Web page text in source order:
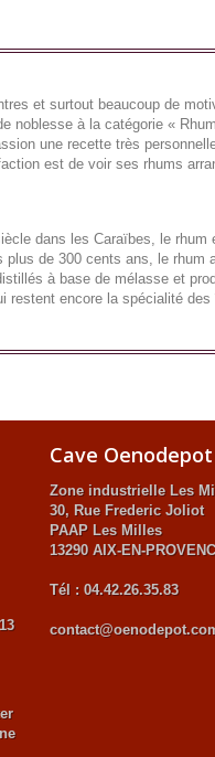
et surtout beaucoup de
noblesse à la catégorie «
une recette très
est de voir ses rhums
dans les Caraïbes, le
plus de 300 cents ans, le rhum
à base de mélasse et
restent encore la spécialité
Cave
Zone industrielle Les
30, Rue Frederic Joliot
PAAP Les Milles
13290 AIX-EN-
Tél : 04.42.26.35.83